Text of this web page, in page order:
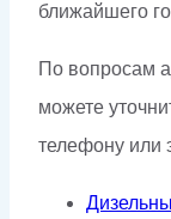
ближайшего
По вопросам
можете
телефону или